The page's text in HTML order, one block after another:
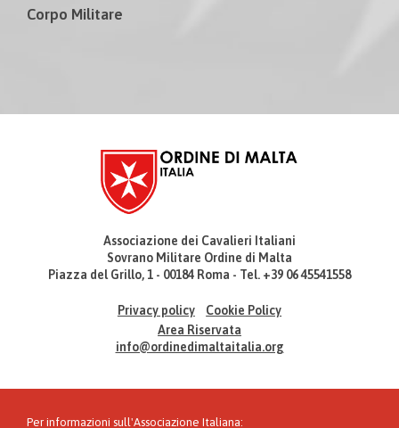
Corpo Militare
Associazione dei Cavalieri Italiani
Sovrano Militare Ordine di Malta
Piazza del Grillo, 1 - 00184 Roma - Tel. +39 06 45541558
Privacy policy
Cookie Policy
Area Riservata
info@ordinedimaltaitalia.org
Per informazioni sull'Associazione Italiana: